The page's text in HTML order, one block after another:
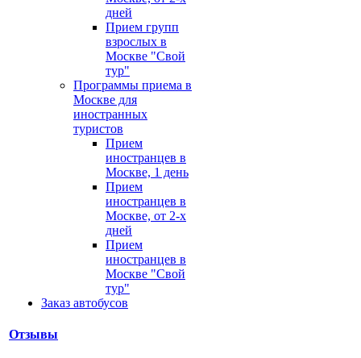
дней
Прием групп
взрослых в
Москве "Свой
тур"
Программы приема в
Москве для
иностранных
туристов
Прием
иностранцев в
Москве, 1 день
Прием
иностранцев в
Москве, от 2-х
дней
Прием
иностранцев в
Москве "Свой
тур"
Заказ автобусов
Отзывы